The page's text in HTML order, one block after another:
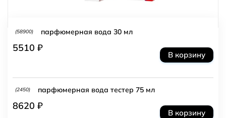
(58900) парфюмерная вода 30 мл
5510 ₽
В корзину
(2450) парфюмерная вода тестер 75 мл
8620 ₽
В корзину